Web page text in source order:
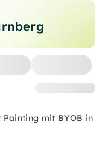
Painting mit BYOB in